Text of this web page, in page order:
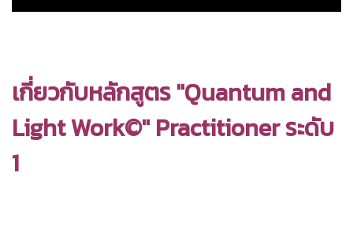
เกี่ยวกับหลักสูตร "Quantum and
Light Work©" Practitioner ระดับ
1